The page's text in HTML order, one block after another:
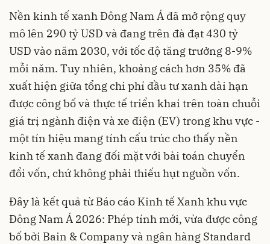
Nền kinh tế xanh Đông Nam Á đã mở rộng quy
mô lên 290 tỷ USD và đang trên đà đạt 430 tỷ
USD vào năm 2030, với tốc độ tăng trưởng 8-9%
mỗi năm. Tuy nhiên, khoảng cách hơn 35% đã
xuất hiện giữa tổng chi phí đầu tư xanh dài hạn
được công bố và thực tế triển khai trên toàn chuỗi
giá trị ngành điện và xe điện (EV) trong khu vực -
một tín hiệu mang tính cấu trúc cho thấy nền
kinh tế xanh đang đối mặt với bài toán chuyển
đổi vốn, chứ không phải thiếu hụt nguồn vốn.
Đây là kết quả từ Báo cáo Kinh tế Xanh khu vực
Đông Nam Á 2026: Phép tính mới, vừa được công
bố bởi Bain & Company và ngân hàng Standard